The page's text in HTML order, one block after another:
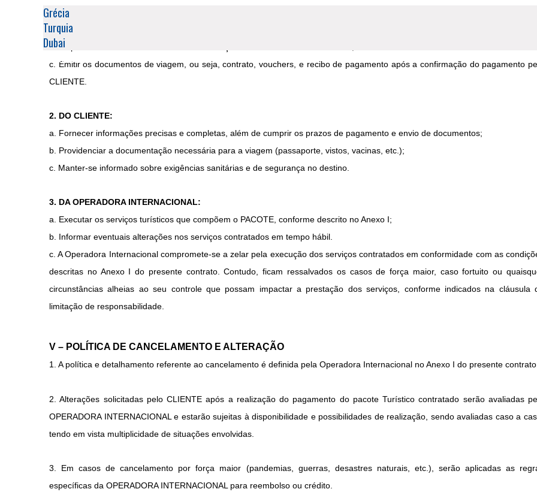
Grécia
Turquia
Dubai
Comentários
1. DA SLAVIAN TOURS (INTERMEDIADORA):
a. Realizar a intermediação entre o CLIENTE e a OPERADORA INTERNACIONAL;
b. Disponibilizar ao CLIENTE todas as informações relevantes sobre o PACOTE;
c. Emitir os documentos de viagem, ou seja, contrato, vouchers, e recibo de pagamento após a confirmação do pagamento
CLIENTE.
2. DO CLIENTE:
a. Fornecer informações precisas e completas, além de cumprir os prazos de pagamento e envio de documentos;
b. Providenciar a documentação necessária para a viagem (passaporte, vistos, vacinas, etc.);
c. Manter-se informado sobre exigências sanitárias e de segurança no destino.
3. DA OPERADORA INTERNACIONAL:
a. Executar os serviços turísticos que compõem o PACOTE, conforme descrito no Anexo I;
b. Informar eventuais alterações nos serviços contratados em tempo hábil.
c. A Operadora Internacional compromete-se a zelar pela execução dos serviços contratados em conformidade com as
descritas no Anexo I do presente contrato. Contudo, ficam ressalvados os casos de força maior, caso fortuito ou
circunstâncias alheias ao seu controle que possam impactar a prestação dos serviços, conforme indicados na cláusula
limitação de responsabilidade
V – POLÍTICA DE CANCELAMENTO E ALTERAÇÃO
1. A política e detalhamento referente ao cancelamento é definida pela Operadora Internacional no Anexo I do presente contrato.
2. Alterações solicitadas pelo CLIENTE após a realização do pagamento do pacote Turístico contratado serão avaliadas
OPERADORA INTERNACIONAL e estarão sujeitas à disponibilidade e possibilidades de realização, sendo avaliadas caso a
tendo em vista multiplicidade de situações envolvidas.
3. Em casos de cancelamento por força maior (pandemias, guerras, desastres naturais, etc.), serão aplicadas as
específicas da OPERADORA INTERNACIONAL para reembolso ou crédito.